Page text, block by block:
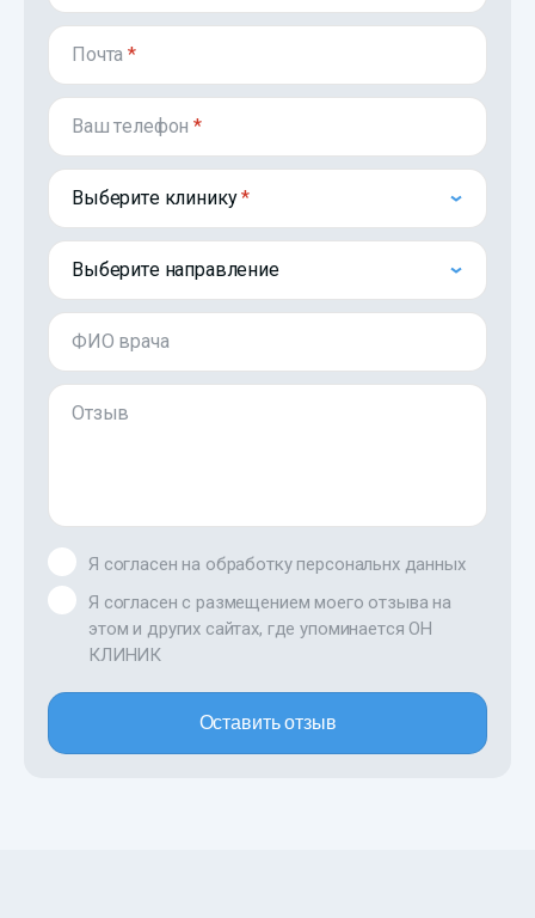
Почта*
Ваш телефон*
Выберите клинику
Выберите направление
ФИО врача
Отзыв
Я согласен на обработку персональнх данных
Я согласен с размещением моего отзыва на
этом и других сайтах, где упоминается ОН
КЛИНИК
Оставить отзыв